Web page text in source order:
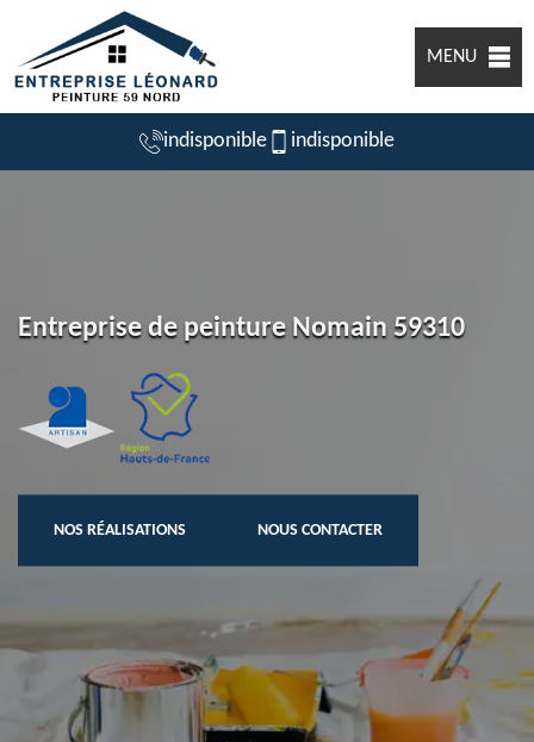
MENU
indisponible indisponible
Entreprise de peinture Nomain 59310
NOS RÉALISATIONS NOUS CONTACTER